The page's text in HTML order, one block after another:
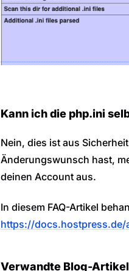
Kann ich die php.ini
Nein, dies ist aus
Änderungswunsch hast,
deinen Account aus.
In diesem FAQ-Artikel
https://
Verwandte Blog-Artikel